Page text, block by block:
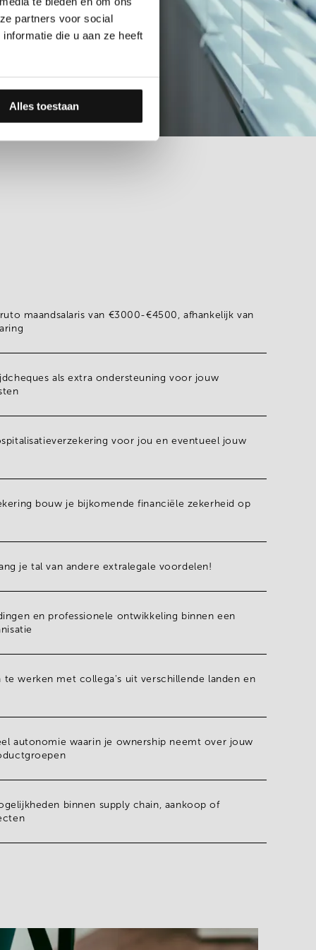
partners voor social
die u aan ze heeft
Alles toestaan
maandsalaris van €3000-€4500 , afhankelijk van
als extra ondersteuning voor jouw
voor jou en eventueel jouw
bouw je bijkomende financiële zekerheid op
je tal van andere extralegale voordelen!
en professionele ontwikkeling binnen een
te werken met collega's uit verschillende landen en
autonomie waarin je ownership neemt over jouw
binnen supply chain, aankoop of